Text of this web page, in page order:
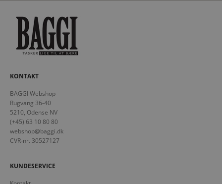
KONTAKT
BAGGI Webshop
Rugvang 36-40
5210, Odense NV
(+45) 63 10 80 80
webshop@baggi.dk
CVR-nr. 30527127
KUNDESERVICE